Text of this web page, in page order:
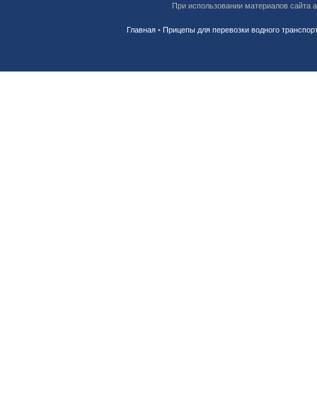
При использовании материалов сайта
Главная • Прицепы для перевозки водного